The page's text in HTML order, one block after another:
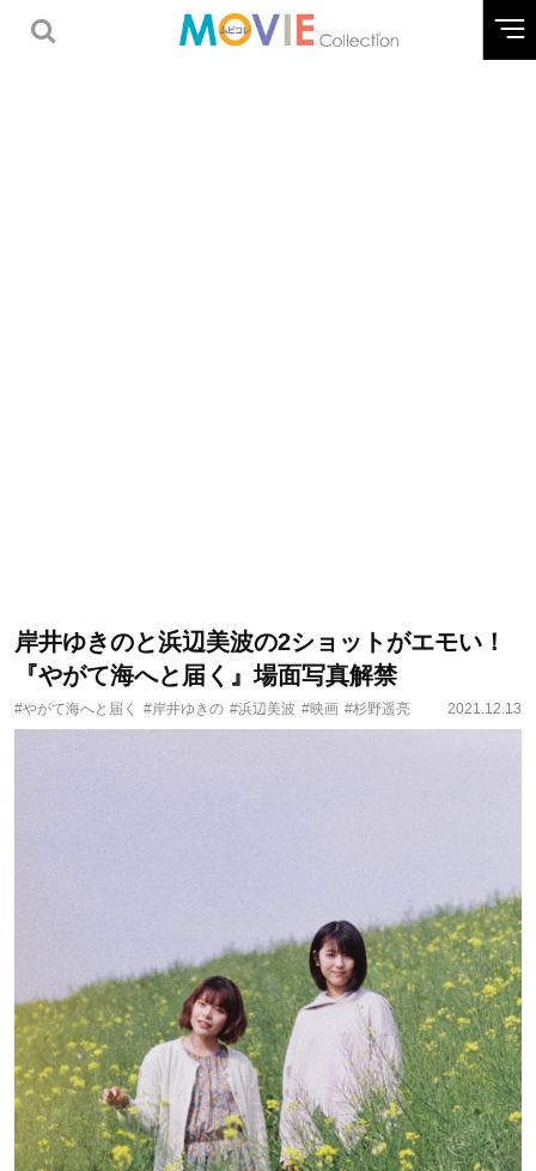
岸井ゆきのと浜辺美波の2ショットがエモい！
『やがて海へと届く』場面写真解禁
#やがて海へと届く #岸井ゆきの #浜辺美波 #映画 #杉野遥亮 2021.12.13